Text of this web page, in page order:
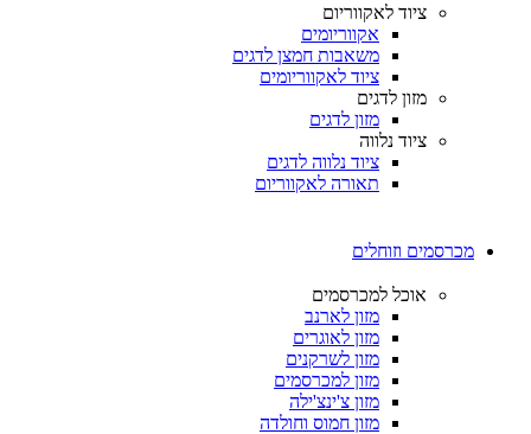
ציוד לאקווריום
אקווריומים
משאבות חמצן לדגים
ציוד לאקווריומים
מזון לדגים
מזון לדגים
ציוד נלווה
ציוד נלווה לדגים
תאורה לאקווריום
מכרסמים וזוחלים
אוכל למכרסמים
מזון לארנב
מזון לאוגרים
מזון לשרקנים
מזון למכרסמים
מזון צ'ינצ'ילה
מזון חמוס וחולדה